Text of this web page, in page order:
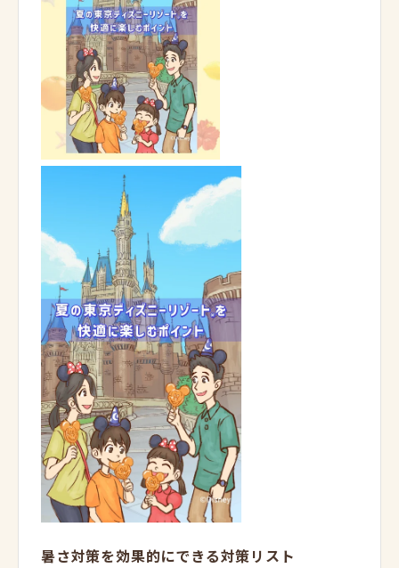
暑さ対策を効果的にできる対策リスト